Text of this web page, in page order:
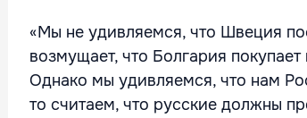
«Мы не удивляемся, что Швеция
возмущает, что Болгария
Однако мы удивляемся, что нам
то считаем, что русские должны